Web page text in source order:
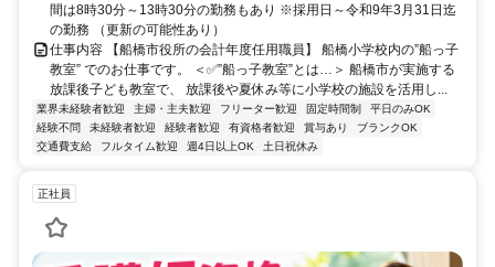
間は8時30分～13時30分の勤務もあり ※採用日～令和9年3月31日迄
の勤務 （更新の可能性あり）
仕事内容 【船橋市役所の会計年度任用職員】 船橋小学校内の”船っ子
教室” でのお仕事です。 ＜✅”船っ子教室”とは…＞ 船橋市が実施する
放課後子ども教室で、 放課後や夏休み等に小学校の施設を活用し...
業界未経験者歓迎 主婦・主夫歓迎 フリーター歓迎 固定時間制
平日のみOK
経験不問
未経験者歓迎 経験者歓迎 有資格者歓迎 賞与あり
ブランクOK
交通費支給
フルタイム歓迎 週4日以上OK 土日祝休み
正社員